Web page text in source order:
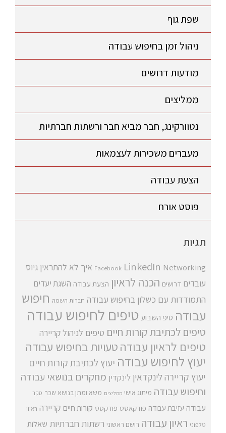
שפת גוף
ניהול זמן בחיפוש עבודה
מודעות דרושים
ממליצים
נטוורקינג, חבר מביא חבר ורשתות חברתיות
מעברים משכירות לעצמאות
הצעת עבודה
פוסט אורח
תגיות
Facebook LinkedIn Networking איך לא להתראין גיוס
עובדים דרושים הכנה לראיון הצעת עבודה השגת יעדים
התמודדות עם כשלון בחיפוש עבודה חברות השמה חיפוש
עבודה טיפ השבוע טיפים לחיפוש עבודה
טיפים לכתיבת קורות חיים טיפים לניהול קריירה
טיפים לראיון עבודהטעויות בחיפוש עבודה
יעוץ לחיפוש עבודה יעוץ לכתיבת קורות חיים
יעוץ קריירה לינקדאין לינקדין מחקרים בנושאי עבודה
וחיפוש עבודה מיתוג אישי ממליצים משא ומתן בנושא שכר סקר
עבודה עזיבת עבודה פודקאסט פודקסט קורות חיים קריירה ראיון
טלפוני ראיון עבודה רושם ראשוני רשתות חברתיות שאלות